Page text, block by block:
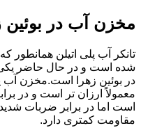
مخزن آب در بوئین
تانکر آب پلی اتیلن همانطور
شده است و در حال حاضر یکی
در بوئین زهرا است.مخزن آب
معمولاً ارزان تر است و در
است اما در برابر ضربات
مقاومت کمتری دارد.